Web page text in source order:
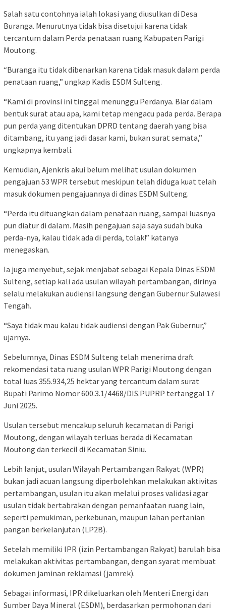
Salah satu contohnya ialah lokasi yang diusulkan di Desa
Buranga. Menurutnya tidak bisa disetujui karena tidak
tercantum dalam Perda penataan ruang Kabupaten Parigi
Moutong.
“Buranga itu tidak dibenarkan karena tidak masuk dalam perda
penataan ruang,” ungkap Kadis ESDM Sulteng.
“Kami di provinsi ini tinggal menunggu Perdanya. Biar dalam
bentuk surat atau apa, kami tetap mengacu pada perda. Berapa
pun perda yang ditentukan DPRD tentang daerah yang bisa
ditambang, itu yang jadi dasar kami, bukan surat semata,”
ungkapnya kembali.
Kemudian, Ajenkris akui belum melihat usulan dokumen
pengajuan 53 WPR tersebut meskipun telah diduga kuat telah
masuk dokumen pengajuannya di dinas ESDM Sulteng.
“Perda itu dituangkan dalam penataan ruang, sampai luasnya
pun diatur di dalam. Masih pengajuan saja saya sudah buka
perda-nya, kalau tidak ada di perda, tolak!” katanya
menegaskan.
Ia juga menyebut, sejak menjabat sebagai Kepala Dinas ESDM
Sulteng, setiap kali ada usulan wilayah pertambangan, dirinya
selalu melakukan audiensi langsung dengan Gubernur Sulawesi
Tengah.
“Saya tidak mau kalau tidak audiensi dengan Pak Gubernur,”
ujarnya.
Sebelumnya, Dinas ESDM Sulteng telah menerima draft
rekomendasi tata ruang usulan WPR Parigi Moutong dengan
total luas 355.934,25 hektar yang tercantum dalam surat
Bupati Parimo Nomor 600.3.1/4468/DIS.PUPRP tertanggal 17
Juni 2025.
Usulan tersebut mencakup seluruh kecamatan di Parigi
Moutong, dengan wilayah terluas berada di Kecamatan
Moutong dan terkecil di Kecamatan Siniu.
Lebih lanjut, usulan Wilayah Pertambangan Rakyat (WPR)
bukan jadi acuan langsung diperbolehkan melakukan aktivitas
pertambangan, usulan itu akan melalui proses validasi agar
usulan tidak bertabrakan dengan pemanfaatan ruang lain,
seperti pemukiman, perkebunan, maupun lahan pertanian
pangan berkelanjutan (LP2B).
Setelah memiliki IPR (izin Pertambangan Rakyat) barulah bisa
melakukan aktivitas pertambangan, dengan syarat membuat
dokumen jaminan reklamasi (jamrek).
Sebagai informasi, IPR dikeluarkan oleh Menteri Energi dan
Sumber Daya Mineral (ESDM), berdasarkan permohonan dari